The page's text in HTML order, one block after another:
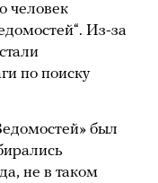
человек
Из-за
по поиску
был
не в таком